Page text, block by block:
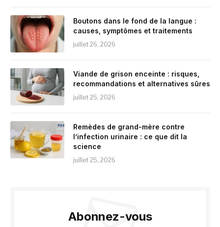
Boutons dans le fond de la langue :
causes, symptômes et traitements
juillet 26, 2026
Viande de grison enceinte : risques,
recommandations et alternatives sûres
juillet 25, 2026
Remèdes de grand-mère contre
l’infection urinaire : ce que dit la
science
juillet 25, 2026
Abonnez-vous